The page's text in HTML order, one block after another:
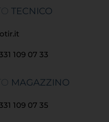
TECNICO
109 07 33
MAGAZZINO
109 07 35